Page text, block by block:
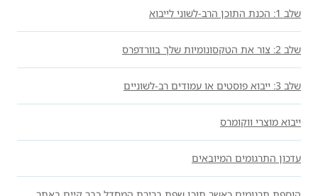
שלב 1: הכנת התוכן הרב-לשוני לייבוא
שלב 2: צור את הטקסונומיות שלך בוורדפרס
שלב 3: ייבוא פוסטים או עמודים רב-לשוניים
ייבוא מוצרי ווקומרס
עדכון התרגומים המיובאים